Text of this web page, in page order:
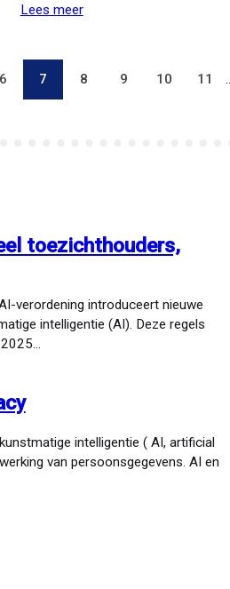
Lees meerover
medewerkers
Pagina
6 Pagina
7 Pagina
8 Pagina
9 Pagina
10 11
toezichthouders,
verordening introduceert nieuwe
intelligentie (AI). Deze regels
intelligentie ( AI, artificial
van persoonsgegevens. AI en